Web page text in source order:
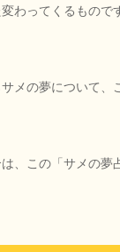
わってくるもので
メの夢について、
、この「サメの夢